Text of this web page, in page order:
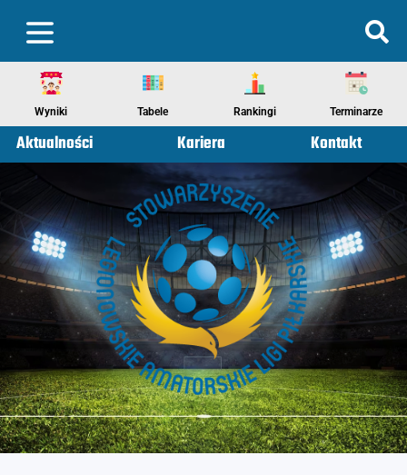
Wyniki Tabele Rankingi Terminarze
Aktualności Kariera Kontakt